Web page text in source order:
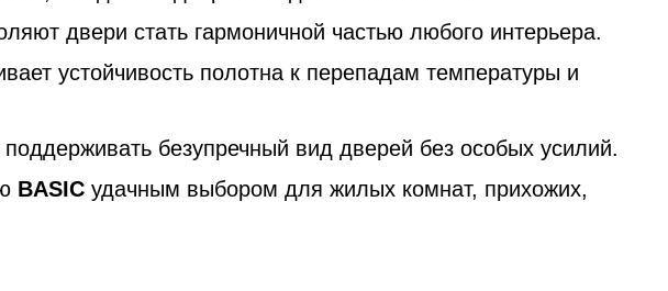
двери стать гармоничной частью любого интерьера.
устойчивость полотна к перепадам температуры и
безупречный вид дверей без особых усилий.
BASIC удачным выбором для жилых комнат, прихожих,